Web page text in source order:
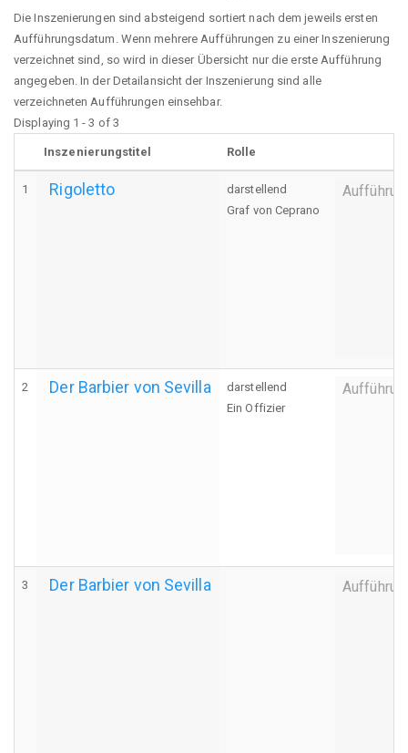
Die Inszenierungen sind absteigend sortiert nach dem jeweils ersten
Aufführungsdatum. Wenn mehrere Aufführungen zu einer Inszenierung
verzeichnet sind, so wird in dieser Übersicht nur die erste Aufführung
angegeben. In der Detailansicht der Inszenierung sind alle
verzeichneten Aufführungen einsehbar.
Displaying 1 - 3 of 3
Inszenierungstitel Rolle
1 Rigoletto
darstellend
Graf von Ceprano
2 Der Barbier von Sevilla
darstellend
Ein Offizier
3 Der Barbier von Sevilla